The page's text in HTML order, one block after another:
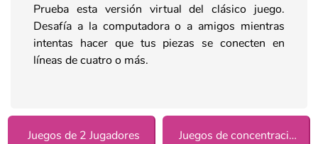
Prueba esta versión virtual del clásico juego.
Desafía a la computadora o a amigos mientras
intentas hacer que tus piezas se conecten en
líneas de cuatro o más.
Juegos de 2 Jugadores Juegos de concentración